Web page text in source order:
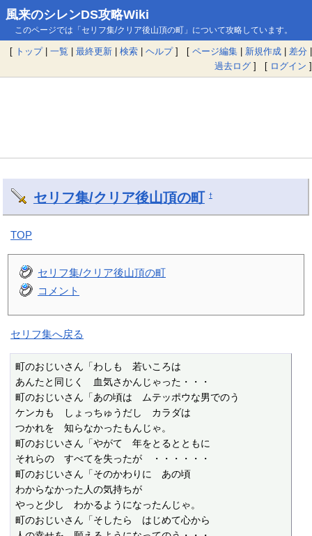
風来のシレンDS攻略Wiki
このページでは「セリフ集/クリア後山頂の町」について攻略しています。
[ トップ| 一覧 | 最終更新 | 検索 | ヘルプ] [ ページ編集 | 新規作成 | 差分 |
過去ログ ] [ ログイン ]
セリフ集/クリア後山頂の町 †
TOP
セリフ集/クリア後山頂の町
コメント
セリフ集へ戻る
町のおじいさん「わしも　若いころは
あんたと同じく　血気さかんじゃった・・・
町のおじいさん「あの頃は　ムテッポウな男でのう
ケンカも　しょっちゅうだし　カラダは
つかれを　知らなかったもんじゃ。
町のおじいさん「やがて　年をとるとともに
それらの　すべてを失ったが　・・・・・・
町のおじいさん「そのかわりに　あの頃
わからなかった人の気持ちが
やっと少し　わかるようになったんじゃ。
町のおじいさん「そしたら　はじめて心から